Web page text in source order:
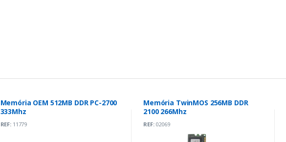
Memória OEM 512MB DDR PC-2700
333Mhz
REF:11779
Memória TwinMOS 256MB DDR
2100 266Mhz
REF:02069